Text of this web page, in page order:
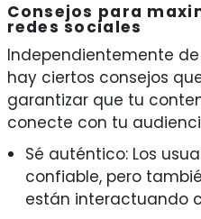
Consejos para
redes sociales
Independientemente
hay ciertos consejos
garantizar que tu
conecte con tu
Sé auténtico: Los
confiable, pero
están interactuando